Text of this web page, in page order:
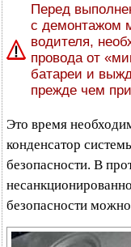
Перед
с демонтажом
водителя,
провода от
батареи и
прежде чем
Это время
конденсатор
безопасности. В
безопасности